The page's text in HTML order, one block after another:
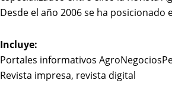
Desde el año 2006 se ha
Incluye:
Portales informativos
Revista impresa, revista digital